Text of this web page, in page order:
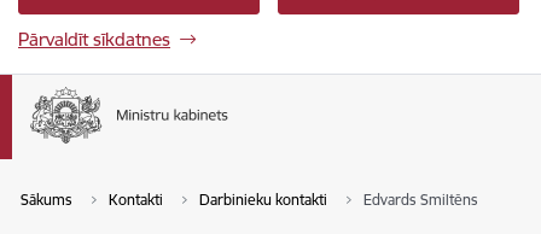
Pārvaldīt sīkdatnes
Sākums Kontakti Darbinieku kontakti Edvards Smiltēns